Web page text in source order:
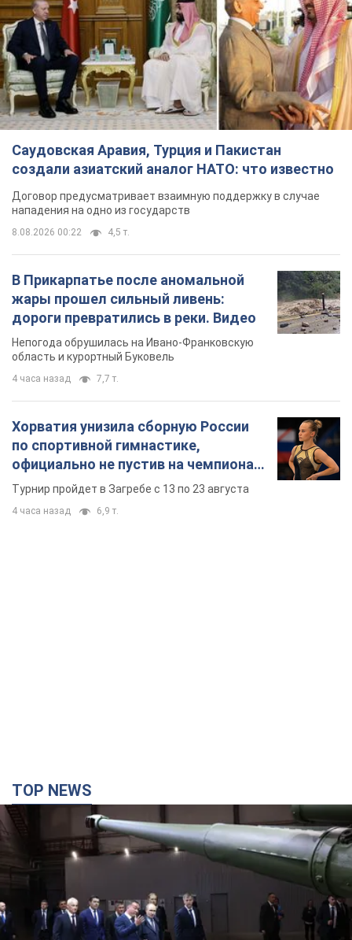
Саудовская Аравия, Турция и Пакистан
создали азиатский аналог НАТО: что известно
Договор предусматривает взаимную поддержку в случае
нападения на одно из государств
8.08.2026 00:22 4,5 т.
В Прикарпатье после аномальной
жары прошел сильный ливень:
дороги превратились в реки. Видео
Непогода обрушилась на Ивано-Франковскую
область и курортный Буковель
4 часа назад 7,7 т.
Хорватия унизила сборную России
по спортивной гимнастике,
официально не пустив на чемпионат
Европы основных спортсменов
Турнир пройдет в Загребе с 13 по 23 августа
4 часа назад 6,9 т.
TOP NEWS